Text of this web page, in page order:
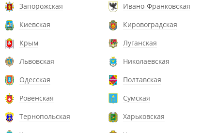
Запорожская
Ивано-Франковская
Киевская
Кировоградская
Крым
Луганская
Львовская
Николаевская
Одесская
Полтавская
Ровенская
Сумская
Тернопольская
Харьковская